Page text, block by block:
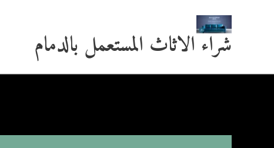
المحتوى
شراء الاثاث المستعمل بالدمام